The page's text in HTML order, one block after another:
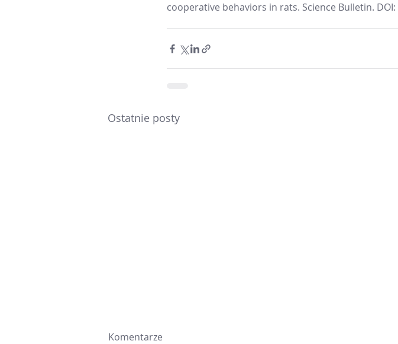
cooperative behaviors in rats. Science Bulletin. DOI:
Ostatnie posty
Komentarze